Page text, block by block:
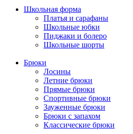
Школьная форма
Платья и сарафаны
Школьные юбки
Пиджаки и болеро
Школьные шорты
Брюки
Лосины
Летние брюки
Прямые брюки
Спортивные брюки
Зауженные брюки
Брюки с запахом
Классические брюки